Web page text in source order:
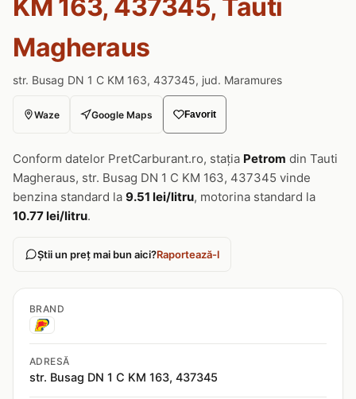
KM 163, 437345, Tauti
Magheraus
str. Busag DN 1 C KM 163, 437345, jud. Maramures
Waze Google Maps Favorit
Conform datelor PretCarburant.ro, stația Petrom din Tauti
Magheraus, str. Busag DN 1 C KM 163, 437345 vinde
benzina standard la 9.51 lei/litru, motorina standard la
10.77 lei/litru.
Știi un preț mai bun aici?Raportează-l
BRAND
ADRESĂ
str. Busag DN 1 C KM 163, 437345